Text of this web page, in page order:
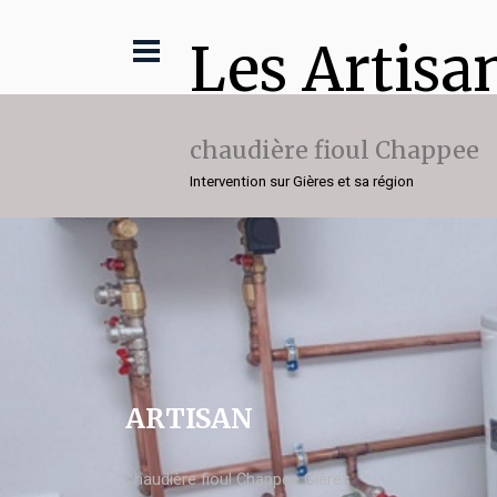
Les
chaudière fioul Chappee
Intervention sur Gières et sa région
ARTISAN
chaudière fioul Chappee Gières